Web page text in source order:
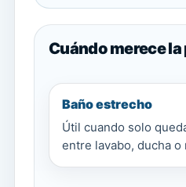
Cuándo merece
Baño estrecho
Útil cuando solo
entre lavabo, ducha o